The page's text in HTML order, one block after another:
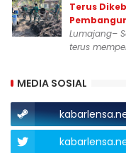
Terus
Lumajang–
terus
MEDIA SOSIAL